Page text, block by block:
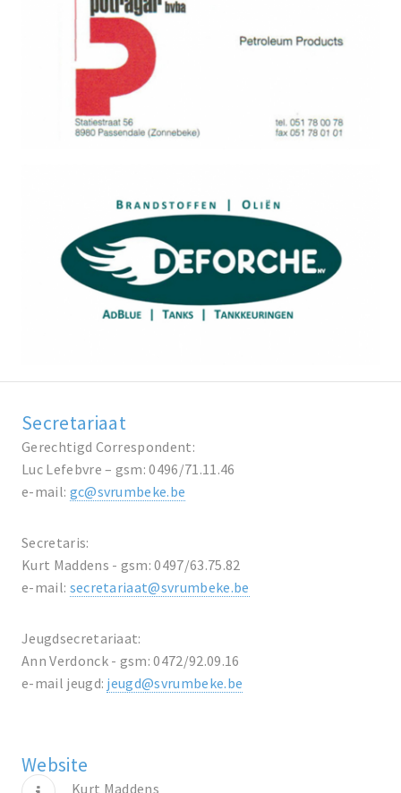
Secretariaat
Gerechtigd Correspondent:
Luc Lefebvre – gsm: 0496/71.11.46
e-mail: gc@svrumbeke.be
Secretaris:
Kurt Maddens - gsm: 0497/63.75.82
e-mail: secretariaat@svrumbeke.be
Jeugdsecretariaat:
Ann Verdonck - gsm: 0472/92.09.16
e-mail jeugd: jeugd@svrumbeke.be
Website
Kurt Maddens